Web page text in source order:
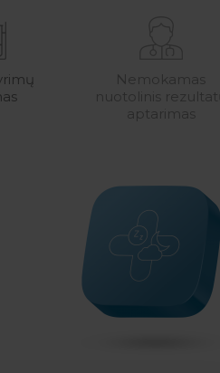
Nemokamas
nuotolinis rezultatų
aptarimas